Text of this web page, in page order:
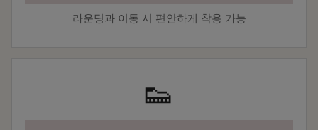
라운딩과 이동 시 편안하게 착용 가능
👟